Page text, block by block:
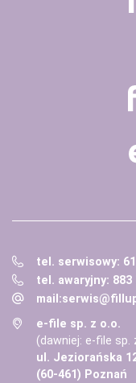
tel. serwisowy: 61
tel. awaryjny: 883
mail:
e-file sp. z o.o.
(dawniej: e-file sp.
ul. Jeziorańska
(60-461) Poznań